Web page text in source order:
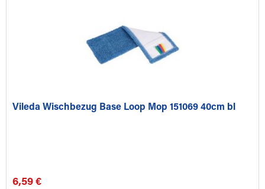
Vileda Wischbezug Base Loop Mop 151069 40cm bl
6,59 €